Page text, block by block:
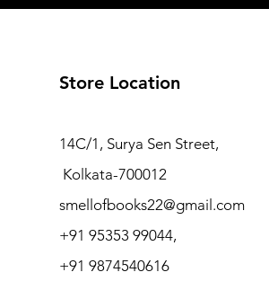
Store Location
14C/1, Surya Sen Street,
Kolkata-700012
smellofbooks22@gmail.com
+91 95353 99044,
+91 9874540616